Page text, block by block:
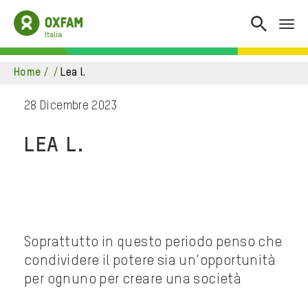
home / / lea l.
28 Dicembre 2023
LEA L.
Soprattutto in questo periodo penso che
condividere il potere sia un’opportunità
per ognuno per creare una società